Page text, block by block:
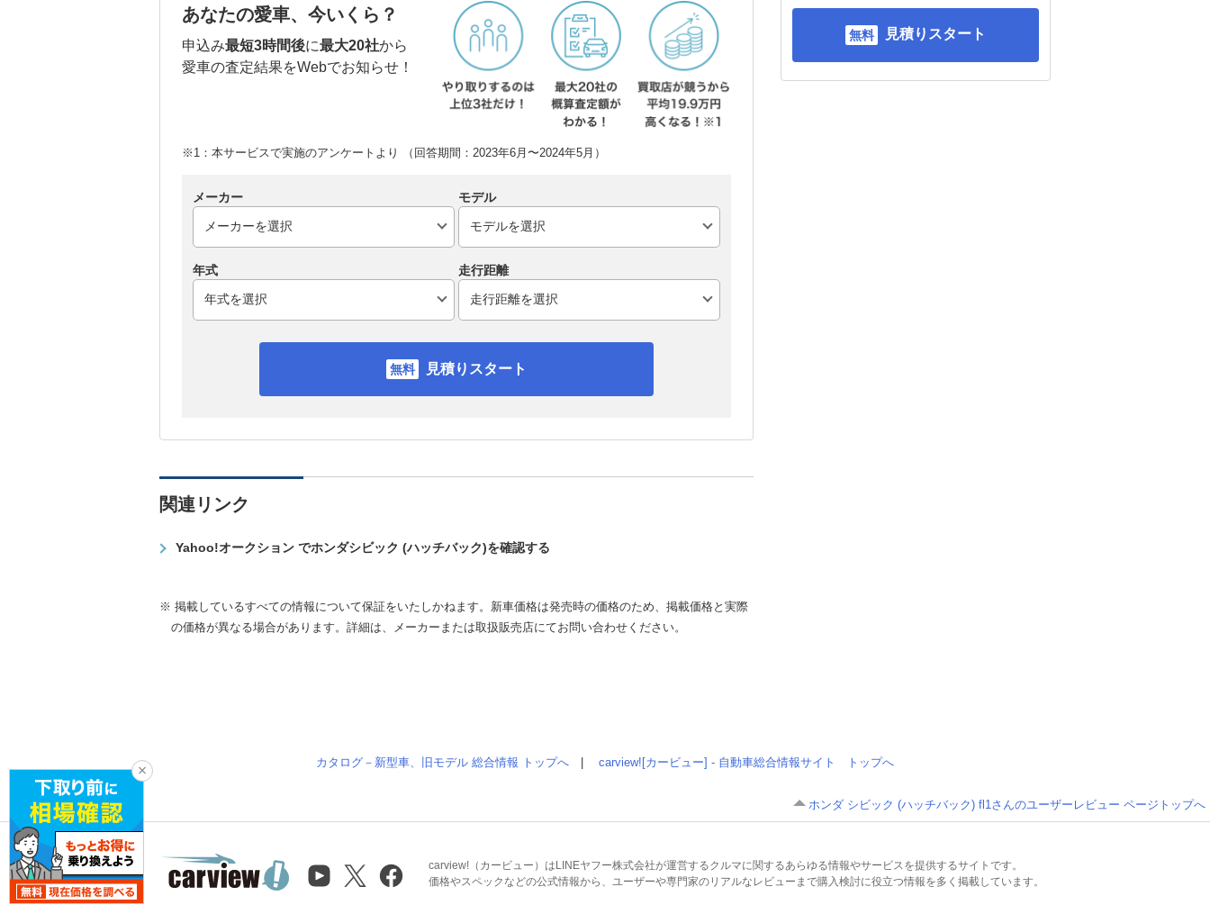
あなたの愛車、今いくら？
申込み最短3時間後に最大20社から
愛車の査定結果をWebでお知らせ！
※1：本サービスで実施のアンケートより （回答期間：2023年6月〜2024年5月）
メーカー モデル
年式 走行距離
見積りスタート
関連リンク
Yahoo!オークション でホンダシビック (ハッチバック)を確認する
※ 掲載しているすべての情報について保証をいたしかねます。新車価格は発売時の価格のため、掲載価格と実際
の価格が異なる場合があります。詳細は、メーカーまたは取扱販売店にてお問い合わせください。
見積りスタート
カタログ－新型車、旧モデル 総合情報 トップへ carview![カービュー] - 自動車総合情報サイト トップへ
ホンダ シビック (ハッチバック) fl1さんのユーザーレビュー ページトップへ
carview!（カービュー）はLINEヤフー株式会社が運営するクルマに関するあらゆる情報やサービスを提供するサイトです。
価格やスペックなどの公式情報から、ユーザーや専門家のリアルなレビューまで購入検討に役立つ情報を多く掲載しています。